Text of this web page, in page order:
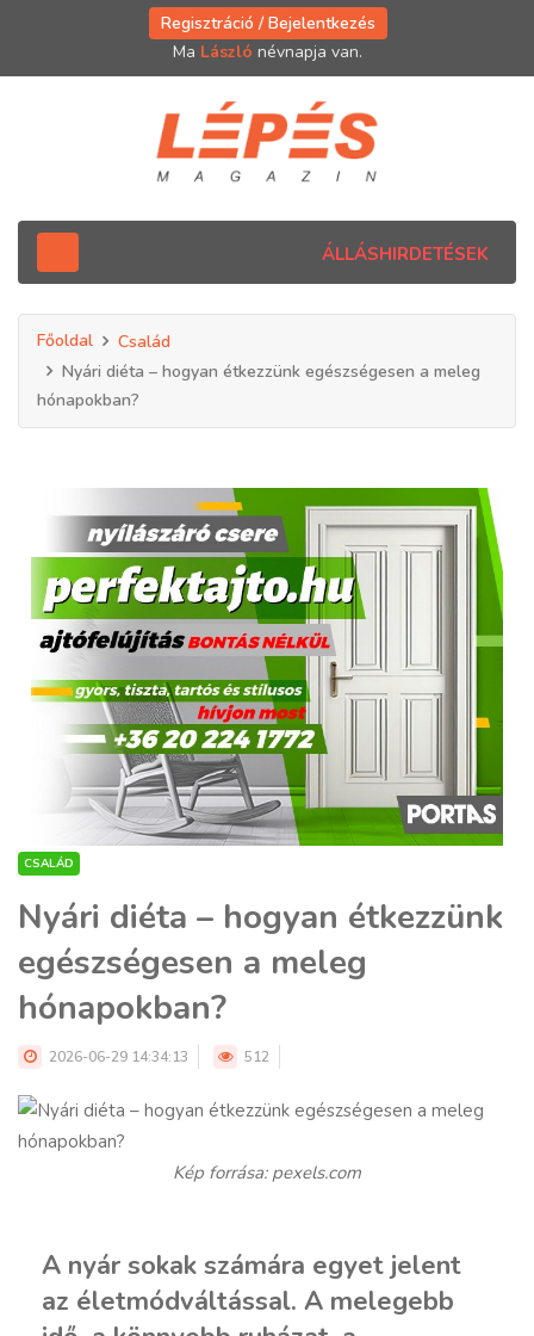
Regisztráció / Bejelentkezés
Ma László névnapja van.
ÁLLÁSHIRDETÉSEK
Főoldal
Család
Nyári diéta – hogyan étkezzünk egészségesen a meleg
hónapokban?
CSALÁD
Nyári diéta – hogyan étkezzünk
egészségesen a meleg
hónapokban?
2026-06-29 14:34:13 512
Kép forrása: pexels.com
A nyár sokak számára egyet jelent
az életmódváltással. A melegebb